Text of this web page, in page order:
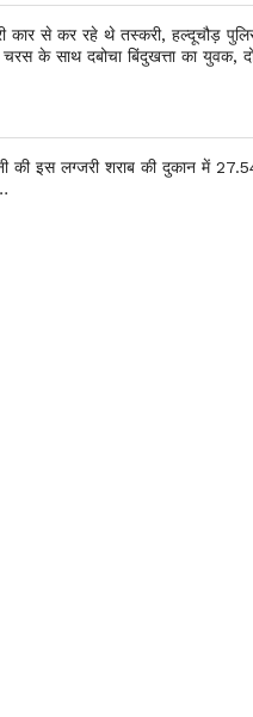
कार से कर रहे थे तस्करी, हल्दूचौड़
चरस के साथ दबोचा बिंदुखत्ता का युवक,
की इस लग्जरी शराब की दुकान में